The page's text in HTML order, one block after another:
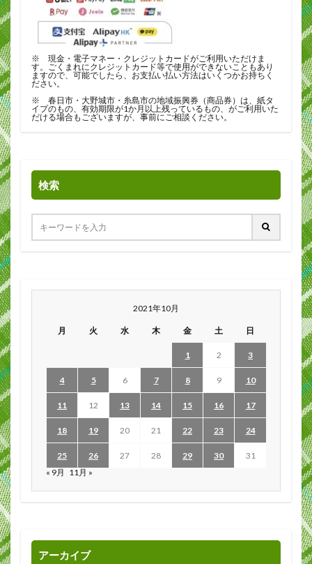
※ 現金・電子マネー・クレジットカードがご利用いただけま
す。ごくまれにクレジットカード等で使用ができないこともあり
ますので、可能でしたら、お支払い払い方法はいくつかお持ちく
ださい。
※ 春日市・大野城市・糸島市の地域振興券（商品券）は、紙タ
イプのもの、有効期限が1か月以上残っているもの、がご利用いた
だける場合もございますが、事前にご相談ください。
検索
2021年10月
月 火 水 木 金 土 日
1 2 3
4 5 6 7 8 9 10
11 12 13 14 15 16 17
18 19 20 21 22 23 24
25 26 27 28 29 30
31
« 9月 11月 »
アーカイブ